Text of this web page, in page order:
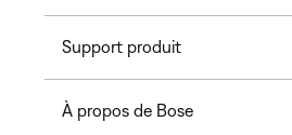
Support produit
À propos de Bose